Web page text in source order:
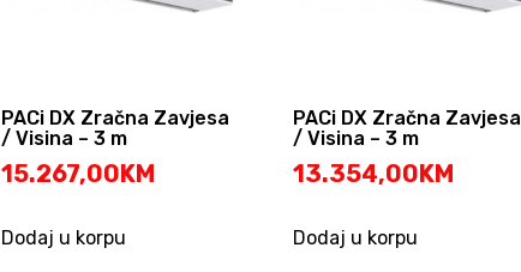
PACi DX Zračna Zavjesa
/ Visina – 3 m
15.267,00KM
Dodaj u korpu
PACi DX Zračna Zavjesa
/ Visina – 3 m
13.354,00KM
Dodaj u korpu